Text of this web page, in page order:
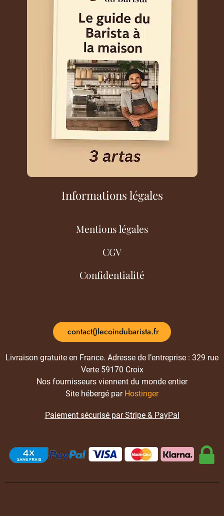
Informations légales
Mentions légales
CGV
Confidentialité
contact()lecoindubarista.fr
Livraison gratuite en France. Adresse de l’entreprise : 329 rue
Verte 59170 Croix
Nos fournisseurs viennent du monde entier
Site hébergé par Hostinger
Paiement sécurisé par Stripe & PayPal